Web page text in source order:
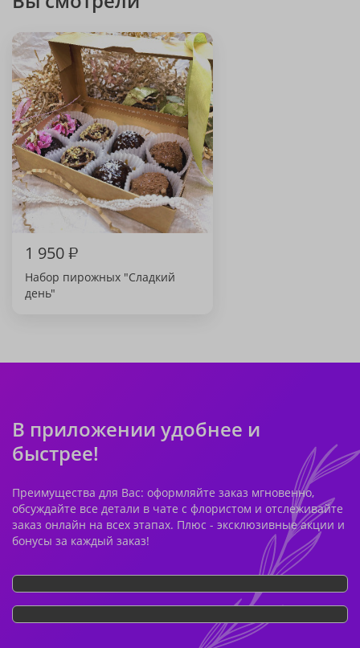
1 950₽
Набор пирожных "Сладкий
день"
В приложении удобнее и
быстрее!
Преимущества для Вас: оформляйте заказ мгновенно,
обсуждайте все детали в чате с флористом и отслеживайте
заказ онлайн на всех этапах. Плюс - эксклюзивные акции и
бонусы за каждый заказ!